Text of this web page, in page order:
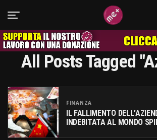
All Posts Tagged
FINANZA
IL FALLIMENTO
INDEBITATA AL MONDO